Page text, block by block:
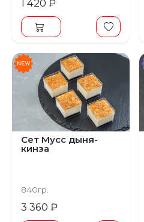
репчатый, масло
1 420 ₽
Сет Мусс дыня-
кинза
840гр.
3 360 ₽